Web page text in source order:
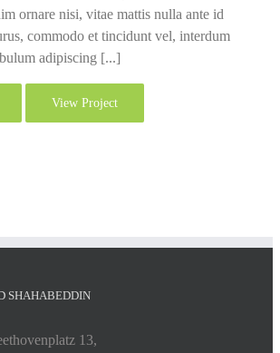
ornare nisi, vitae mattis nulla ante id
commodo et tincidunt vel, interdum
adipiscing [...]
View Project
SHAHABEDDIN
13,